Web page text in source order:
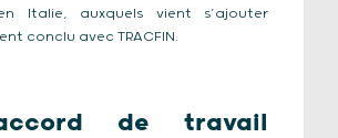
Italie, auxquels vient s’ajouter
conclu avec TRACFIN.
de travail